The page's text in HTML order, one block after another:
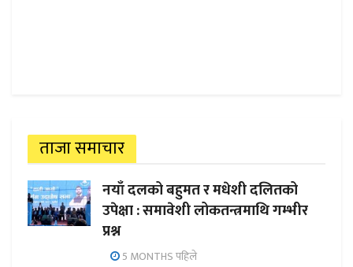
ताजा समाचार
नयाँ दलको बहुमत र मधेशी दलितको
उपेक्षा : समावेशी लोकतन्त्रमाथि गम्भीर
प्रश्न
5 MONTHS पहिले